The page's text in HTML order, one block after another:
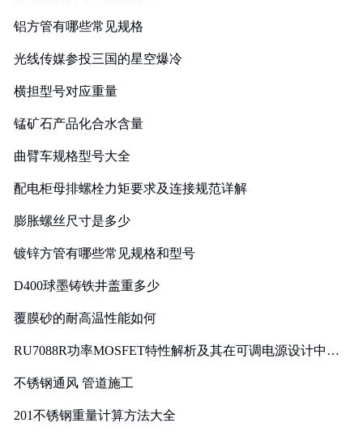
铝方管有哪些常见规格
光线传媒参投三国的星空爆冷
横担型号对应重量
锰矿石产品化合水含量
曲臂车规格型号大全
配电柜母排螺栓力矩要求及连接规范详解
膨胀螺丝尺寸是多少
镀锌方管有哪些常见规格和型号
D400球墨铸铁井盖重多少
覆膜砂的耐高温性能如何
RU7088R功率MOSFET特性解析及其在可调电源设计中的
不锈钢通风 管道施工
201不锈钢重量计算方法大全